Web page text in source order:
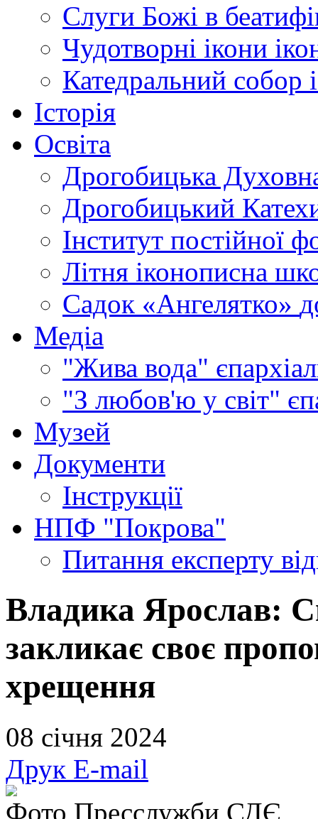
Слуги Божі в
Чудотворні ікони
Катедральний собор
Історія
Освіта
Дрогобицька
Дрогобицький
Інститут постійної
Літня іконописна
Садок «Ангелятко»
Медіа
"Жива вода"
"З любов'ю у світ"
Музей
Документи
Інструкції
НПФ "Покрова"
Питання експерту
Владика Ярослав:
закликає своє
хрещення
08 січня 2024
Друк E-mail
Фото Пресслужби СДЄ